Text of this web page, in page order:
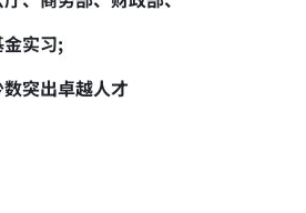
实习;
突出卓越人才